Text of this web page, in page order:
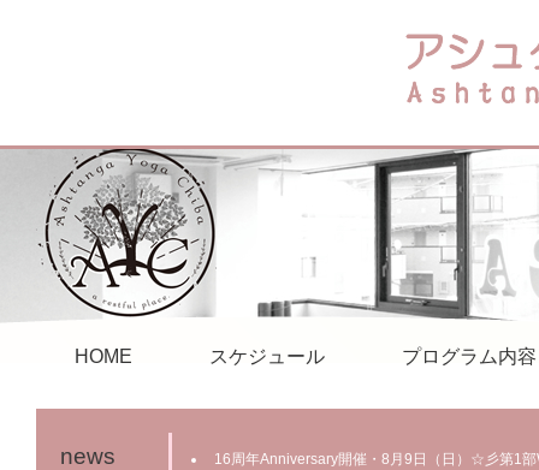
HOME スケジュール プログラム内容
news 16周年Anniversary開催・8月9日（日）☆彡第1